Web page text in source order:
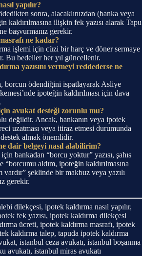
yapılır?
sonra, alacaklınızdan (banka veya
kaldırılmasına ilişkin fek yazısı alarak Tapu
başvurmanız gerekir.
ne kadar?
işlemi için cüzi bir harç ve döner sermaye
Bu bedeller her yıl güncellenir.
yazısını vermeyi reddederse ne
borcun ödendiğini ispatlayarak Asliye
ipoteğin kaldırılması için dava
avukat desteği zorunlu mu?
değildir. Ancak, bankanın veya ipotek
uzatması veya itiraz etmesi durumunda
almak önemlidir.
dair belgeyi nasıl alabilirim?
bankadan “borcu yoktur” yazısı, şahıs
“borcumu aldım, ipoteğin kaldırılmasına
vardır” şeklinde bir makbuz veya yazılı
gerekir.
dilekçesi, ipotek kaldırma nasıl yapılır,
fek yazısı, ipotek kaldırma dilekçesi
ücreti, ipotek kaldırma masrafı, ipotek
kaldırma talep, tapuda ipotek kaldırma
istanbul ceza avukatı, istanbul boşanma
avukatı, istanbul miras avukatı